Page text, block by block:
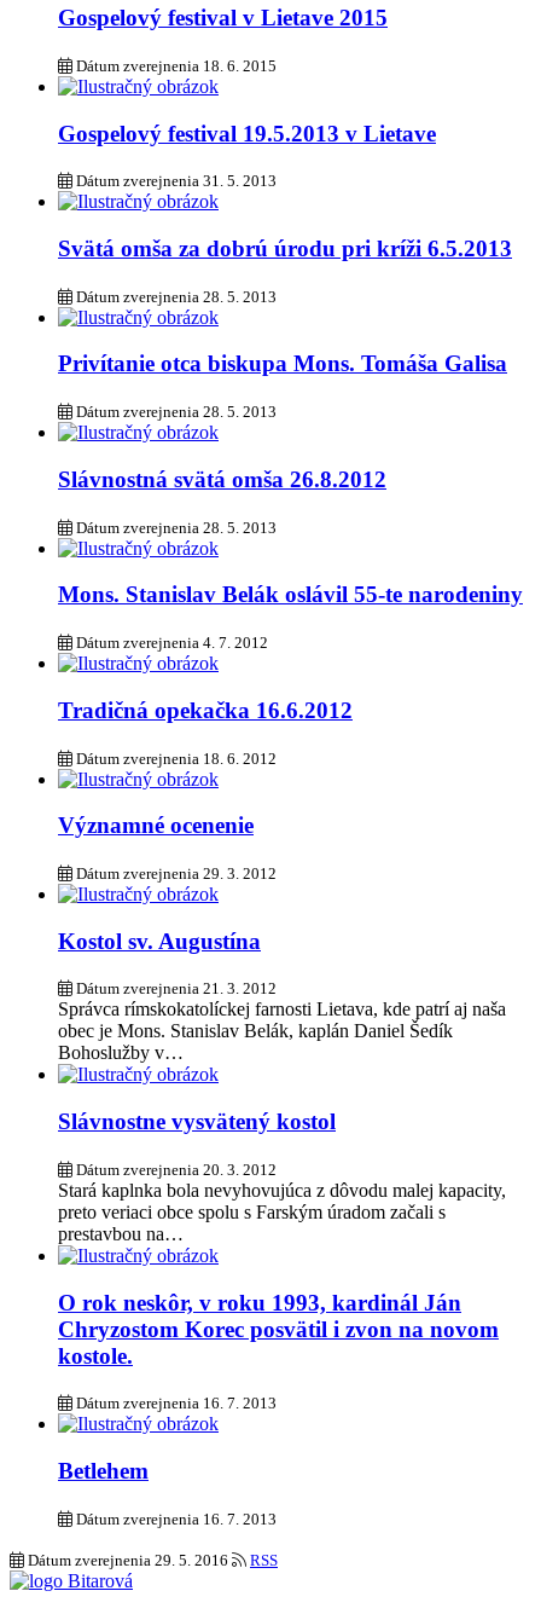
Gospelový festival v Lietave 2015
Dátum zverejnenia 18. 6. 2015
Gospelový festival 19.5.2013 v Lietave
Dátum zverejnenia 31. 5. 2013
Svätá omša za dobrú úrodu pri kríži 6.5.2013
Dátum zverejnenia 28. 5. 2013
Privítanie otca biskupa Mons. Tomáša Galisa
Dátum zverejnenia 28. 5. 2013
Slávnostná svätá omša 26.8.2012
Dátum zverejnenia 28. 5. 2013
Mons. Stanislav Belák oslávil 55-te narodeniny
Dátum zverejnenia 4. 7. 2012
Tradičná opekačka 16.6.2012
Dátum zverejnenia 18. 6. 2012
Významné ocenenie
Dátum zverejnenia 29. 3. 2012
Kostol sv. Augustína
Dátum zverejnenia 21. 3. 2012
Správca rímskokatolíckej farnosti Lietava, kde patrí aj naša
obec je Mons. Stanislav Belák, kaplán Daniel Šedík
Bohoslužby v…
Slávnostne vysvätený kostol
Dátum zverejnenia 20. 3. 2012
Stará kaplnka bola nevyhovujúca z dôvodu malej kapacity,
preto veriaci obce spolu s Farským úradom začali s
prestavbou na…
O rok neskôr, v roku 1993, kardinál Ján
Chryzostom Korec posvätil i zvon na novom
kostole.
Dátum zverejnenia 16. 7. 2013
Betlehem
Dátum zverejnenia 16. 7. 2013
Dátum zverejnenia 29. 5. 2016 RSS